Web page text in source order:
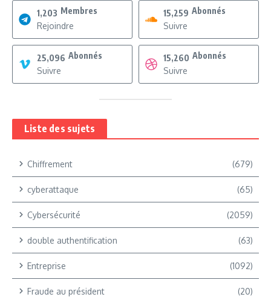
1,203 Membres
Rejoindre
15,259 Abonnés
Suivre
25,096 Abonnés
Suivre
15,260 Abonnés
Suivre
Liste des sujets
Chiffrement (679)
cyberattaque (65)
Cybersécurité (2059)
double authentification (63)
Entreprise (1092)
Fraude au président (20)